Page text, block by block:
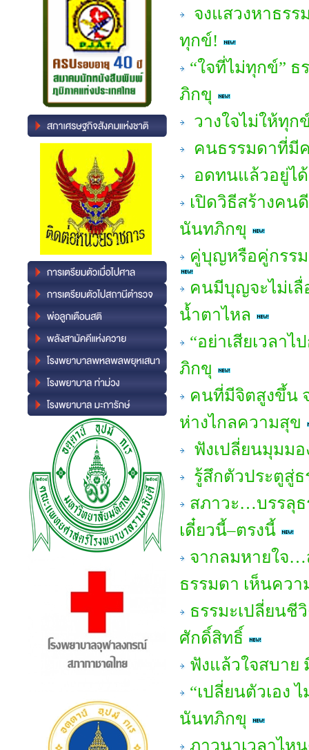
จงแสวงหาธรร
ทุกข์!
“ใจที่ไม่ทุกข์”
ภิกขุ
วางใจไม่ให้ทุก
คนธรรมดาที่มี
อดทนแล้วอยู่ไ
เปิดวิธีสร้างคน
นันทภิกขุ
คู่บุญหรือคู่กรร
คนมีบุญจะไม่เลื่
น้ำตาไหล
“อย่าเสียเวลา
ภิกขุ
คนที่มีจิตสูงขึ้น
ห่างไกลความสุข
ฟังเปลี่ยนมุมมอ
รู้สึกตัวประตูสู่
สภาวะ…บรรลุธ
เดี๋ยวนี้–ตรงนี้
จากลมหายใจ…
ธรรมดา เห็นคว
ธรรมะเปลี่ยนชี
ศักดิ์สิทธิ์
ฟังแล้วใจสบาย
“เปลี่ยนตัวเอง
นันทภิกขุ
ภาวนาเวลาไห